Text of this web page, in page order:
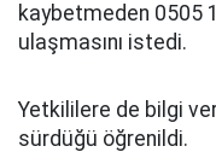
kaybetmeden 0505
ulaşmasını istedi.
Yetkililere de bilgi
sürdüğü öğrenildi.